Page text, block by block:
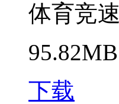
体育竞速
95.82MB
下载